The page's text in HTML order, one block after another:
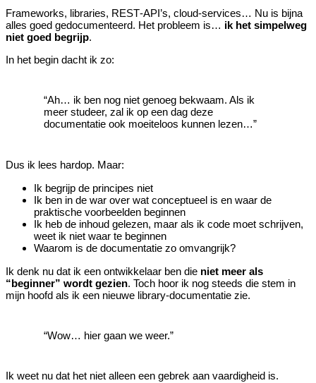
Frameworks, libraries, REST‑API’s, cloud‑services… Nu is bijna
alles goed gedocumenteerd. Het probleem is… ik het simpelweg
niet goed begrijp.
In het begin dacht ik zo:
“Ah… ik ben nog niet genoeg bekwaam. Als ik
meer studeer, zal ik op een dag deze
documentatie ook moeiteloos kunnen lezen…”
Dus ik lees hardop. Maar:
Ik begrijp de principes niet
Ik ben in de war over wat conceptueel is en waar de
praktische voorbeelden beginnen
Ik heb de inhoud gelezen, maar als ik code moet schrijven,
weet ik niet waar te beginnen
Waarom is de documentatie zo omvangrijk?
Ik denk nu dat ik een ontwikkelaar ben die niet meer als
“beginner” wordt gezien. Toch hoor ik nog steeds die stem in
mijn hoofd als ik een nieuwe library‑documentatie zie.
“Wow… hier gaan we weer.”
Ik weet nu dat het niet alleen een gebrek aan vaardigheid is.